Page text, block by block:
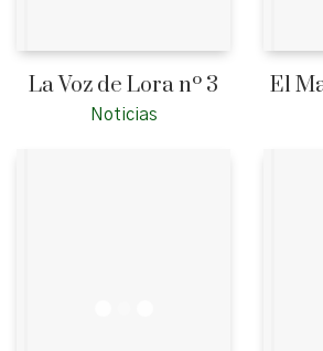
La Voz de Lora nº 3
Noticias
El